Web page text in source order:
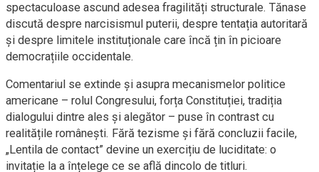
spectaculoase ascund adesea fragilități structurale. Tănase
discută despre narcisismul puterii, despre tentația autoritară
și despre limitele instituționale care încă țin în picioare
democrațiile occidentale.
Comentariul se extinde și asupra mecanismelor politice
americane – rolul Congresului, forța Constituției, tradiția
dialogului dintre ales și alegător – puse în contrast cu
realitățile românești. Fără tezisme și fără concluzii facile,
„Lentila de contact” devine un exercițiu de luciditate: o
invitație la a înțelege ce se află dincolo de titluri.